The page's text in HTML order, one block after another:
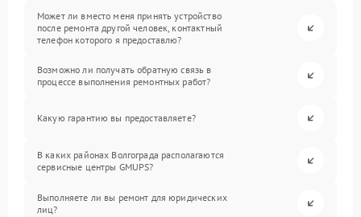
Может ли вместо меня принять устройство
после ремонта другой человек, контактный
телефон которого я предоставлю?
Возможно ли получать обратную связь в
процессе выполнения ремонтных работ?
Какую гарантию вы предоставляете?
В каких районах Волгограда располагаются
сервисные центры GMUPS?
Выполняете ли вы ремонт для юридических
лиц?